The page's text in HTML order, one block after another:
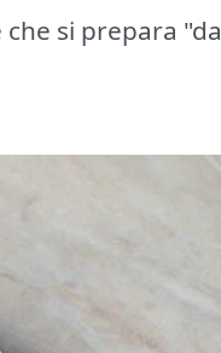
si prepara "da